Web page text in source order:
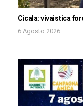
Cicala: vivaistica
6 Agosto 2026